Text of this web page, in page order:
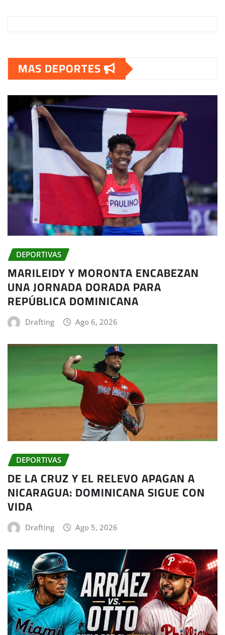
MAS DEPORTES
DEPORTIVAS
MARILEIDY Y MORONTA ENCABEZAN
UNA JORNADA DORADA PARA
REPÚBLICA DOMINICANA
Drafting Ago 6, 2026
DEPORTIVAS
DE LA CRUZ Y EL RELEVO APAGAN A
NICARAGUA: DOMINICANA SIGUE CON
VIDA
Drafting Ago 5, 2026